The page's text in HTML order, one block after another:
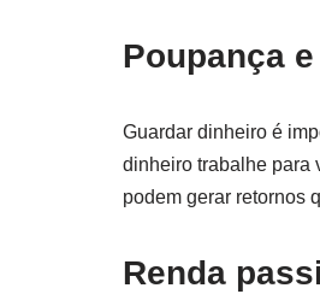
Poupança
Guardar dinheiro é
dinheiro trabalhe para
podem gerar retornos
Renda